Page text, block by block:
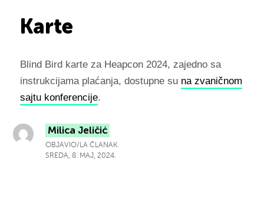
Karte
Blind Bird karte za Heapcon 2024, zajedno sa
instrukcijama plaćanja, dostupne su na zvaničnom
sajtu konferencije.
Milica Jeličić
OBJAVIO/LA ČLANAK.
SREDA, 8. MAJ, 2024.